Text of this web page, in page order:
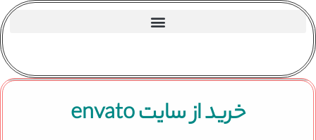
خرید از سایت envato